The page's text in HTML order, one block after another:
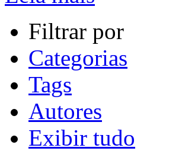
Filtrar por
Categorias
Tags
Autores
Exibir tudo